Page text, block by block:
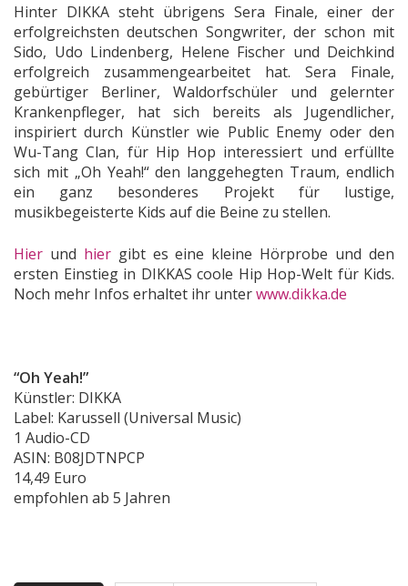
Hinter DIKKA steht übrigens Sera Finale, einer der
erfolgreichsten deutschen Songwriter, der schon mit
Sido, Udo Lindenberg, Helene Fischer und Deichkind
erfolgreich zusammengearbeitet hat. Sera Finale,
gebürtiger Berliner, Waldorfschüler und gelernter
Krankenpfleger, hat sich bereits als Jugendlicher,
inspiriert durch Künstler wie Public Enemy oder den
Wu-Tang Clan, für Hip Hop interessiert und erfüllte
sich mit „Oh Yeah!“ den langgehegten Traum, endlich
ein ganz besonderes Projekt für lustige,
musikbegeisterte Kids auf die Beine zu stellen.
Hier und hiergibt es eine kleine Hörprobe und den
ersten Einstieg in DIKKAS coole Hip Hop-Welt für Kids.
Noch mehr Infos erhaltet ihr unterwww.dikka.de
“Oh Yeah!”
Künstler: DIKKA
Label: Karussell (Universal Music)
1 Audio-CD
ASIN: B08JDTNPCP
14,49 Euro
empfohlen ab 5 Jahren